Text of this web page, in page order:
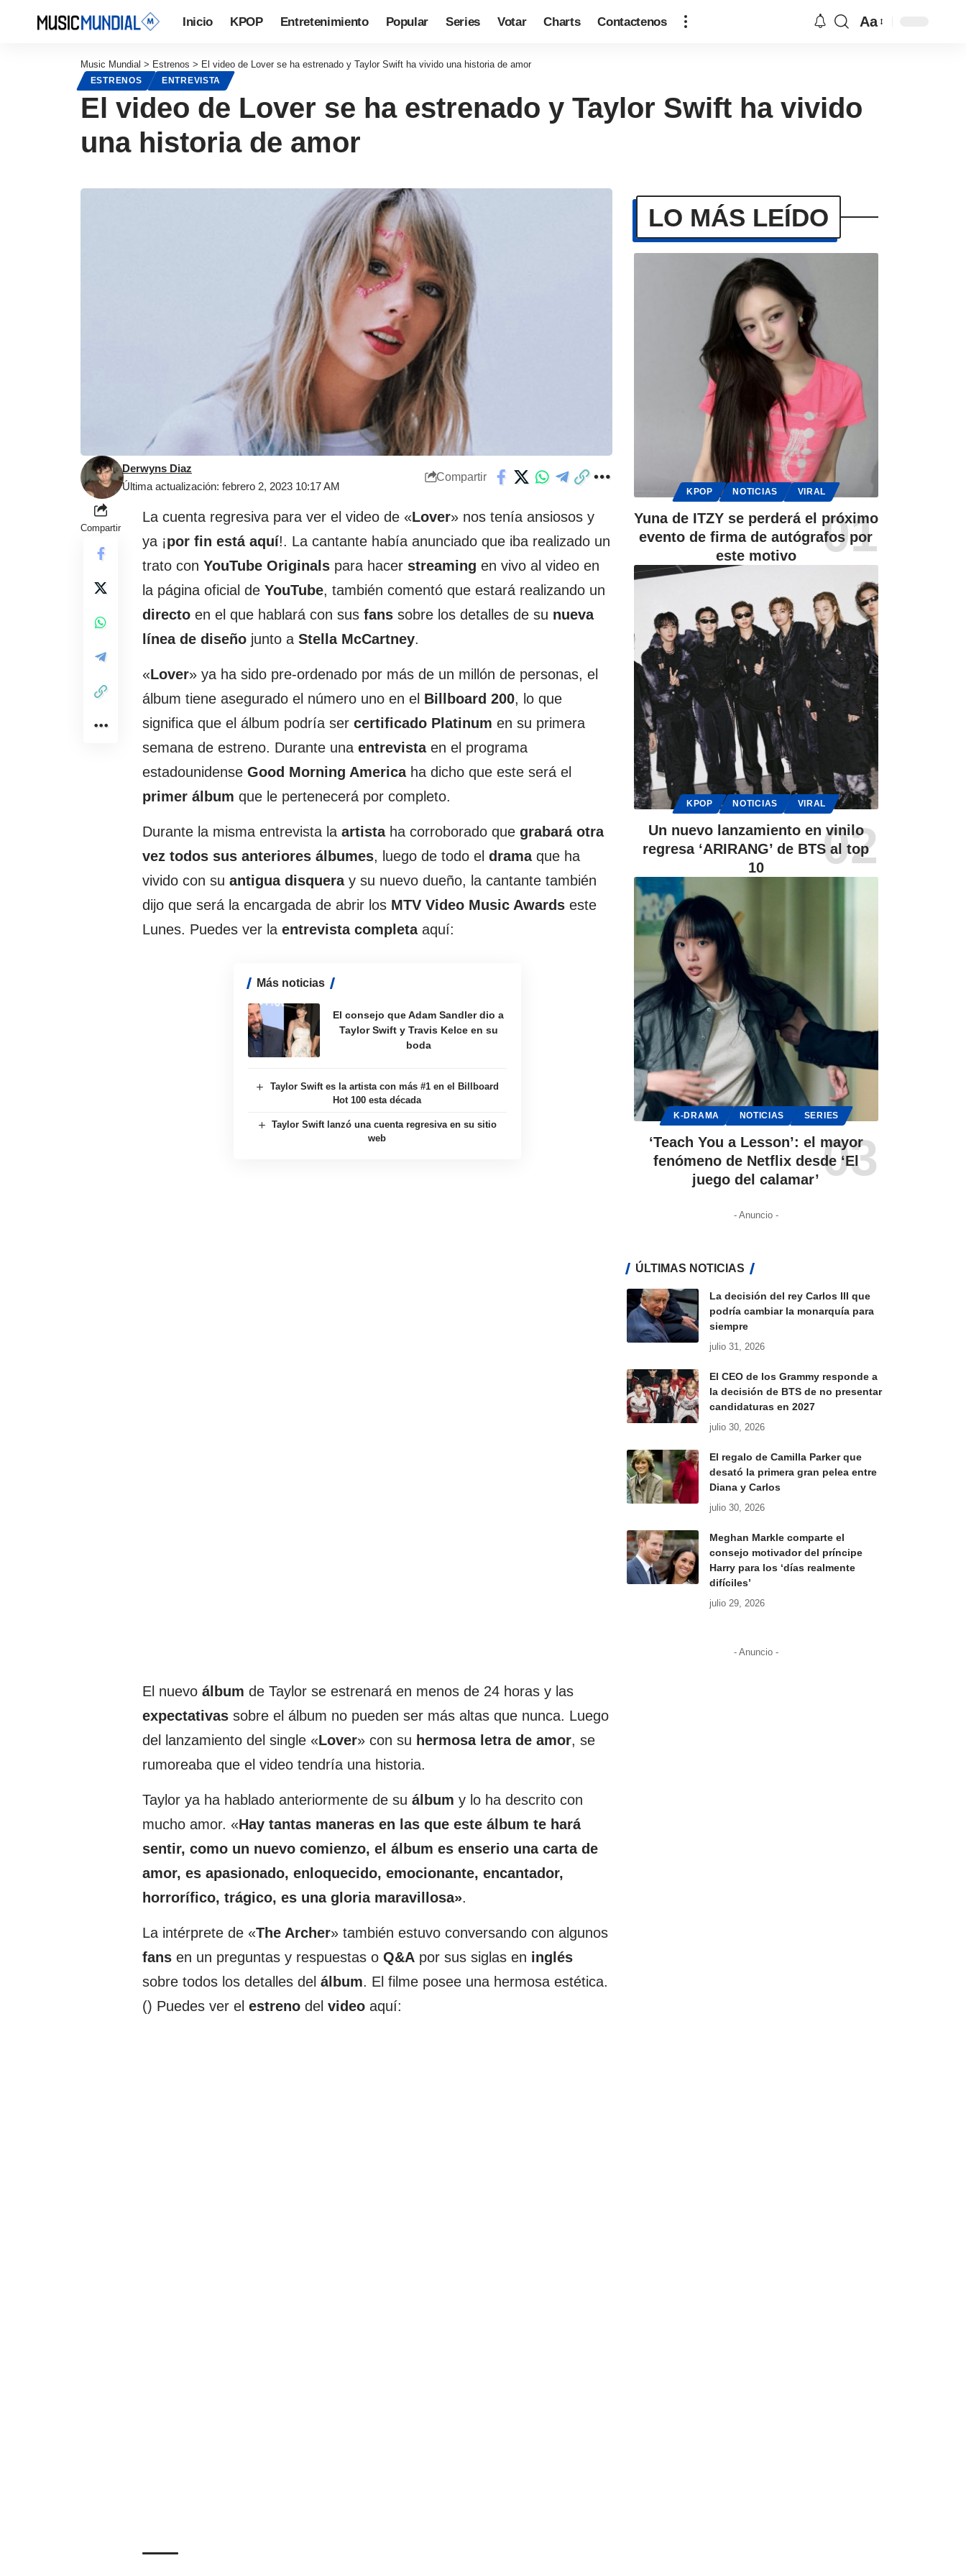
Inicio KPOP Entretenimiento Popular Series Votar Charts Contactenos Aa
Music Mundial > Estrenos > El video de Lover se ha estrenado y Taylor Swift ha vivido una historia de amor
ESTRENOS ENTREVISTA
El video de Lover se ha estrenado y Taylor Swift ha vivido
una historia de amor
Última actualización: febrero 2, 2023 10:17 AM
Derwyns Diaz
Compartir
Compartir
La cuenta regresiva para ver el video de «Lover» nos tenía ansiosos y
ya ¡por fin está aquí!. La cantante había anunciado que iba realizado un
trato con YouTube Originals para hacer streaming en vivo al video en
la página oficial de YouTube, también comentó que estará realizando un
directo en el que hablará con sus fans sobre los detalles de su nueva
línea de diseño junto a Stella McCartney.
«Lover» ya ha sido pre-ordenado por más de un millón de personas, el
álbum tiene asegurado el número uno en el Billboard 200, lo que
significa que el álbum podría ser certificado Platinum en su primera
semana de estreno. Durante una entrevistaen el programa
estadounidense Good Morning Americaha dicho que este será el
primer álbum que le pertenecerá por completo.
Durante la misma entrevista la artistaha corroborado que grabará otra
vez todos sus anteriores álbumes, luego de todo el dramaque ha
vivido con su antigua disqueray su nuevo dueño, la cantante también
dijo que será la encargada de abrir los MTV Video Music Awards este
Lunes. Puedes ver la entrevista completaaquí:
Más noticias
El consejo que Adam Sandler dio a
Taylor Swift y Travis Kelce en su
boda
Taylor Swift es la artista con más #1 en el Billboard
Hot 100 esta década
Taylor Swift lanzó una cuenta regresiva en su sitio
web
El nuevo álbum de Taylor se estrenará en menos de 24 horas y las
expectativas sobre el álbum no pueden ser más altas que nunca. Luego
del lanzamiento del single «Lover» con su hermosa letra de amor, se
rumoreaba que el video tendría una historia.
Taylor ya ha hablado anteriormente de su álbum y lo ha descrito con
mucho amor. «Hay tantas maneras en las que este álbum te hará
sentir, como un nuevo comienzo, el álbum es enserio una carta de
amor, es apasionado, enloquecido, emocionante, encantador,
horrorífico, trágico, es una gloria maravillosa».
La intérprete de «The Archer» también estuvo conversando con algunos
fans en un preguntas y respuestas o Q&A por sus siglas en inglés
sobre todos los detalles del álbum. El filme posee una hermosa estética.
() Puedes ver el estreno del video aquí:
LO MÁS LEÍDO
KPOP NOTICIAS VIRAL
Yuna de ITZY se perderá el próximo
evento de firma de autógrafos por
este motivo
KPOP NOTICIAS VIRAL
Un nuevo lanzamiento en vinilo
regresa ‘ARIRANG’ de BTS al top
10
K-DRAMA NOTICIAS SERIES
‘Teach You a Lesson’: el mayor
fenómeno de Netflix desde ‘El
juego del calamar’
- Anuncio -
ÚLTIMAS NOTICIAS
La decisión del rey Carlos III que
podría cambiar la monarquía para
siempre
julio 31, 2026
El CEO de los Grammy responde a
la decisión de BTS de no presentar
candidaturas en 2027
julio 30, 2026
El regalo de Camilla Parker que
desató la primera gran pelea entre
Diana y Carlos
julio 30, 2026
Meghan Markle comparte el
consejo motivador del príncipe
Harry para los ‘días realmente
difíciles’
julio 29, 2026
- Anuncio -